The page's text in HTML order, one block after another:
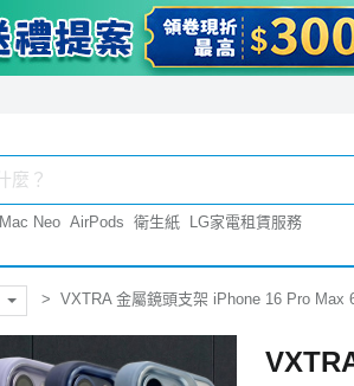
Mac Neo AirPods 衛生紙 LG家電租賃服務
VXTRA 金屬鏡頭支架 iPhone 16 Pro Max